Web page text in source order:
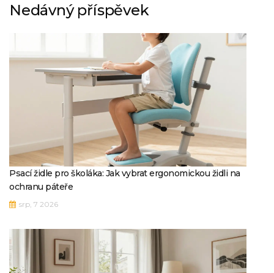
Nedávný příspěvek
Psací židle pro školáka: Jak vybrat ergonomickou židli na
ochranu páteře
srp, 7 2026